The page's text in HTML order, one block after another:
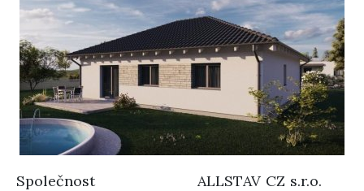
Společnost
ALLSTAV CZ s.r.o.